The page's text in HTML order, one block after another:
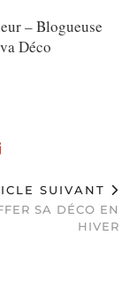
– Blogueuse
Déco
SUIVANT
SA DÉCO EN
HIVER